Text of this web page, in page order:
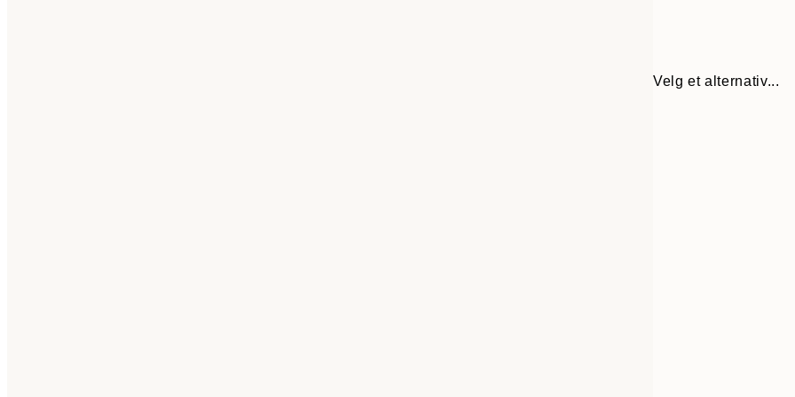
Velg et alternativ...